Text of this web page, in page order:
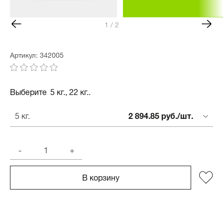
1 / 2
Артикул: 342005
Выберите 5 кг., 22 кг..
5 кг.
2 894.85 руб./шт.
-
+
В корзину